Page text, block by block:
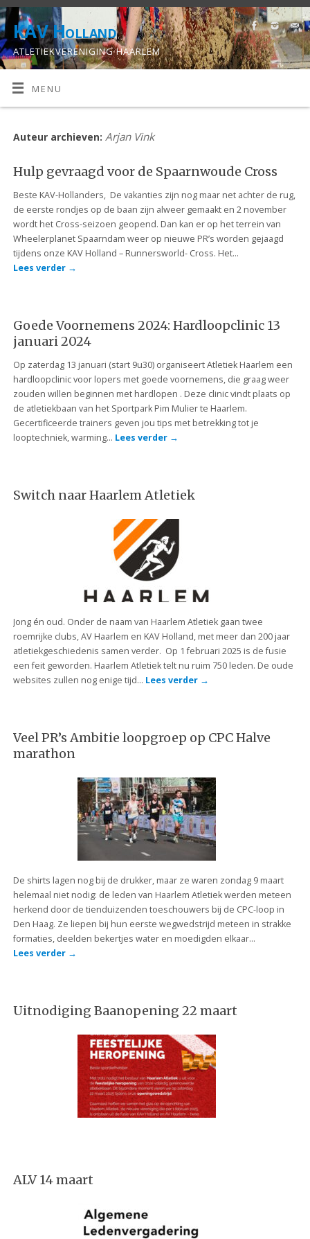
KAV Holland
ATLETIEKVERENIGING HAARLEM
MENU
Auteur archieven: Arjan Vink
Hulp gevraagd voor de Spaarnwoude Cross
Beste KAV-Hollanders, De vakanties zijn nog maar net achter de rug,
de eerste rondjes op de baan zijn alweer gemaakt en 2 november
wordt het Cross-seizoen geopend. Dan kan er op het terrein van
Wheelerplanet Spaarndam weer op nieuwe PR’s worden gejaagd
tijdens onze KAV Holland – Runnersworld- Cross. Het…
Lees verder →
Goede Voornemens 2024: Hardloopclinic 13
januari 2024
Op zaterdag 13 januari (start 9u30) organiseert Atletiek Haarlem een
hardloopclinic voor lopers met goede voornemens, die graag weer
zouden willen beginnen met hardlopen . Deze clinic vindt plaats op
de atletiekbaan van het Sportpark Pim Mulier te Haarlem.
Gecertificeerde trainers geven jou tips met betrekking tot je
looptechniek, warming… Lees verder →
Switch naar Haarlem Atletiek
Jong én oud. Onder de naam van Haarlem Atletiek gaan twee
roemrijke clubs, AV Haarlem en KAV Holland, met meer dan 200 jaar
atletiekgeschiedenis samen verder. Op 1 februari 2025 is de fusie
een feit geworden. Haarlem Atletiek telt nu ruim 750 leden. De oude
websites zullen nog enige tijd… Lees verder →
Veel PR’s Ambitie loopgroep op CPC Halve
marathon
De shirts lagen nog bij de drukker, maar ze waren zondag 9 maart
helemaal niet nodig: de leden van Haarlem Atletiek werden meteen
herkend door de tienduizenden toeschouwers bij de CPC-loop in
Den Haag. Ze liepen bij hun eerste wegwedstrijd meteen in strakke
formaties, deelden bekertjes water en moedigden elkaar…
Lees verder →
Uitnodiging Baanopening 22 maart
ALV 14 maart